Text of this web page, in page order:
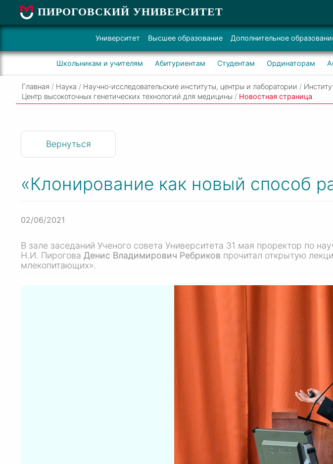
ПИРОГОВСКИЙ УНИВЕРСИТЕТ
Университет Высшее образование Дополнительное
Школьникам и учителям Абитуриентам Студентам Ординаторам
Главная / Наука / Научно-исследовательские институты, центры и лаборатории /
Центр высокоточных генетических технологий для медицины / Новостная страница
«Клонирование как новый способ
02/06/2021
В зале заседаний Ученого совета Университета 31 мая проректор по
Н.И. Пирогова Денис Владимирович Ребриков прочитал открытую
млекопитающих».
Вернуться